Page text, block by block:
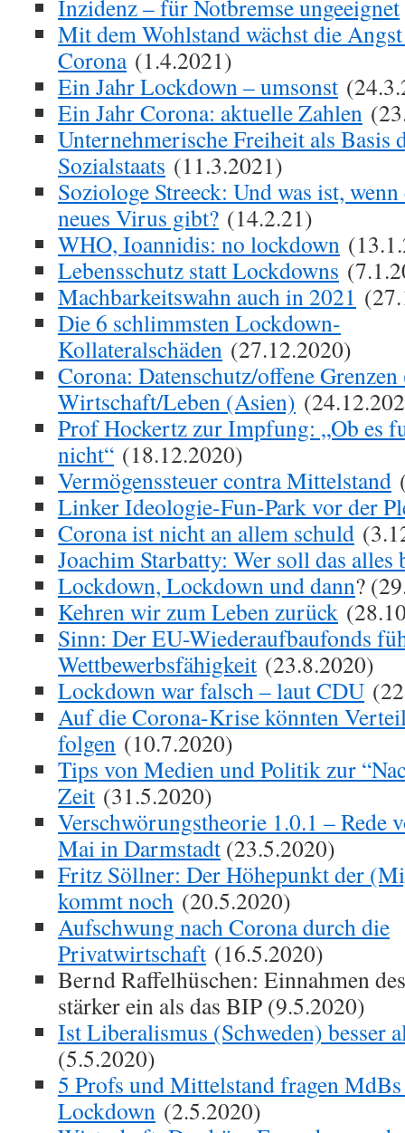
Inzidenz – für Notbremse ungeeignet
Mit dem Wohlstand wächst die
Corona(1.4.2021)
Ein Jahr Lockdown – umsonst
Ein Jahr Corona: aktuelle Zahlen
Unternehmerische Freiheit als Basis
Sozialstaats (11.3.2021)
Soziologe Streeck: Und was ist, wenn
neues Virus gibt? (14.2.21)
WHO, Ioannidis: no lockdown
Lebensschutz statt Lockdowns
Machbarkeitswahn auch in 2021
Die 6 schlimmsten Lockdown-
Kollateralschäden (27.12.2020)
Corona: Datenschutz/offene
Wirtschaft/Leben (Asien)
Prof Hockertz zur Impfung: „Ob es
nicht“ (18.12.2020)
Vermögenssteuer contra Mittelstand
Linker Ideologie-Fun-Park vor der
Corona ist nicht an allem schuld
Joachim Starbatty: Wer soll das alles
Lockdown, Lockdown und dann?
Kehren wir zum Leben zurück
Sinn: Der EU-Wiederaufbaufonds
Wettbewerbsfähigkeit (23.8.2020)
Lockdown war falsch – laut CDU
Auf die Corona-Krise könnten
folgen (10.7.2020)
Tips von Medien und Politik zur
Zeit (31.5.2020)
Verschwörungstheorie 1.0.1 – Rede
Mai in Darmstadt (23.5.2020)
Fritz Söllner: Der Höhepunkt der
kommt noch (20.5.2020)
Aufschwung nach Corona durch die
Privatwirtschaft (16.5.2020)
Bernd Raffelhüschen: Einnahmen
stärker ein als das BIP (9.5.2020)
Ist Liberalismus (Schweden) besser
(5.5.2020)
5 Profs und Mittelstand fragen
Lockdown (2.5.2020)